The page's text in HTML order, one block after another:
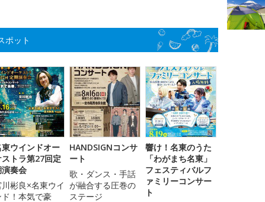
ポット
ウインドオー
トラ第27回定
奏会
彬良×名東ウイ
ド！本気で豪
HANDSIGNコンサ
ート
歌・ダンス・手話
が融合する圧巻の
ステージ
響け！名東のうた
「わがまち名東」
フェスティバルフ
ァミリーコンサー
ト